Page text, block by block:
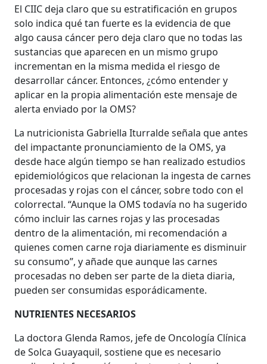
El CIIC deja claro que su estratificación en grupos
solo indica qué tan fuerte es la evidencia de que
algo causa cáncer pero deja claro que no todas las
sustancias que aparecen en un mismo grupo
incrementan en la misma medida el riesgo de
desarrollar cáncer. Entonces, ¿cómo entender y
aplicar en la propia alimentación este mensaje de
alerta enviado por la OMS?
La nutricionista Gabriella Iturralde señala que antes
del impactante pronunciamiento de la OMS, ya
desde hace algún tiempo se han realizado estudios
epidemiológicos que relacionan la ingesta de carnes
procesadas y rojas con el cáncer, sobre todo con el
colorrectal. “Aunque la OMS todavía no ha sugerido
cómo incluir las carnes rojas y las procesadas
dentro de la alimentación, mi recomendación a
quienes comen carne roja diariamente es disminuir
su consumo”, y añade que aunque las carnes
procesadas no deben ser parte de la dieta diaria,
pueden ser consumidas esporádicamente.
NUTRIENTES NECESARIOS
La doctora Glenda Ramos, jefe de Oncología Clínica
de Solca Guayaquil, sostiene que es necesario